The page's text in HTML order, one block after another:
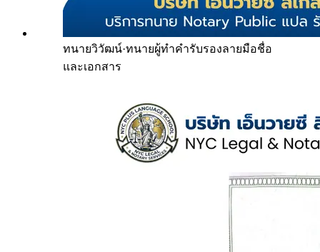
ทนายวิวัฒน์·ทนายผู้ทำคำรับรองลายมือชื่อ
และเอกสาร